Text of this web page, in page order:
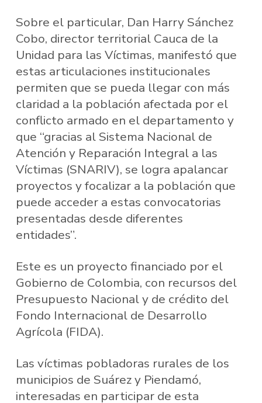
Sobre el particular, Dan Harry Sánchez
Cobo, director territorial Cauca de la
Unidad para las Víctimas, manifestó que
estas articulaciones institucionales
permiten que se pueda llegar con más
claridad a la población afectada por el
conflicto armado en el departamento y
que “gracias al Sistema Nacional de
Atención y Reparación Integral a las
Víctimas (SNARIV), se logra apalancar
proyectos y focalizar a la población que
puede acceder a estas convocatorias
presentadas desde diferentes
entidades”.
Este es un proyecto financiado por el
Gobierno de Colombia, con recursos del
Presupuesto Nacional y de crédito del
Fondo Internacional de Desarrollo
Agrícola (FIDA).
Las víctimas pobladoras rurales de los
municipios de Suárez y Piendamó,
interesadas en participar de esta